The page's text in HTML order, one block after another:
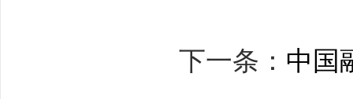
下一条： 中国